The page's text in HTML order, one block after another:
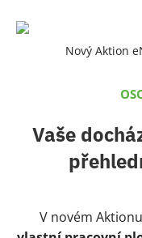
Nový Aktion
Vaše
V novém